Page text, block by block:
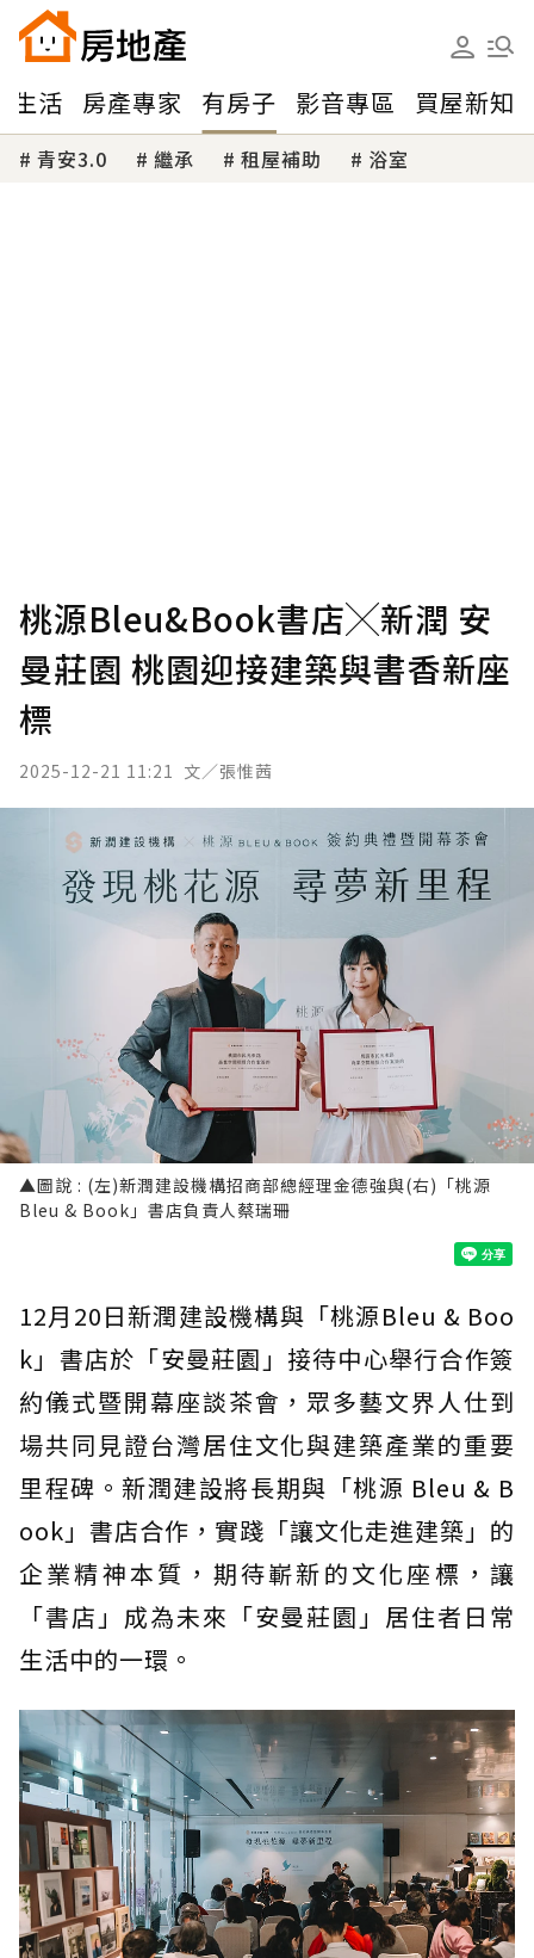
生活 房產專家 有房子 影音專區 買屋新知
青安3.0 繼承 租屋補助 浴室
桃源Bleu&Book書店╳新潤 安
曼莊園 桃園迎接建築與書香新座
標
2025-12-21 11:21 文／張惟茜
▲圖說 : (左)新潤建設機構招商部總經理金德強與(右)「桃源
Bleu & Book」書店負責人蔡瑞珊
12月20日新潤建設機構與「桃源Bleu & Boo
k」書店於「安曼莊園」接待中心舉行合作簽
約儀式暨開幕座談茶會，眾多藝文界人仕到
場共同見證台灣居住文化與建築產業的重要
里程碑。新潤建設將長期與「桃源 Bleu & B
ook」書店合作，實踐「讓文化走進建築」的
企業精神本質，期待嶄新的文化座標，讓
「書店」成為未來「安曼莊園」居住者日常
生活中的一環。